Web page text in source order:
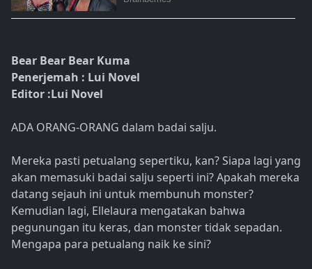
Bear Bear Bear Kuma
Penerjemah : Lui Novel
Editor :Lui Novel
ADA ORANG-ORANG dalam badai salju.
Mereka pasti petualang sepertiku, kan? Siapa lagi yang
akan memasuki badai salju seperti ini? Apakah mereka
datang sejauh ini untuk membunuh monster?
Kemudian lagi, Ellelaura mengatakan bahwa
pegunungan itu keras, dan monster tidak sepadan.
Mengapa para petualang naik ke sini?